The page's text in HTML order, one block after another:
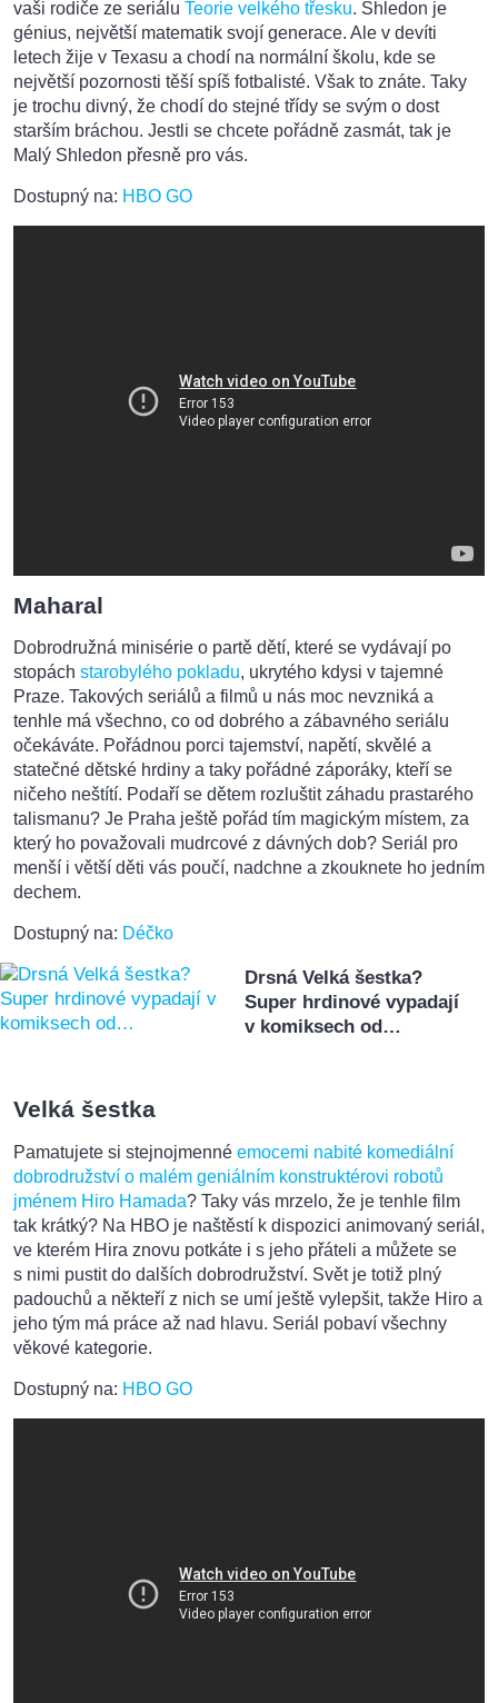
vaši rodiče ze seriálu Teorie velkého třesku. Shledon je
génius, největší matematik svojí generace. Ale v devíti
letech žije v Texasu a chodí na normální školu, kde se
největší pozornosti těší spíš fotbalisté. Však to znáte. Taky
je trochu divný, že chodí do stejné třídy se svým o dost
starším bráchou. Jestli se chcete pořádně zasmát, tak je
Malý Shledon přesně pro vás.
Dostupný na: HBO GO
Maharal
Dobrodružná minisérie o partě dětí, které se vydávají po
stopách starobylého pokladu, ukrytého kdysi v tajemné
Praze. Takových seriálů a filmů u nás moc nevzniká a
tenhle má všechno, co od dobrého a zábavného seriálu
očekáváte. Pořádnou porci tajemství, napětí, skvělé a
statečné dětské hrdiny a taky pořádné záporáky, kteří se
ničeho neštítí. Podaří se dětem rozluštit záhadu prastarého
talismanu? Je Praha ještě pořád tím magickým místem, za
který ho považovali mudrcové z dávných dob? Seriál pro
menší i větší děti vás poučí, nadchne a zkouknete ho jedním
dechem.
Dostupný na: Déčko
Drsná Velká šestka?
Super hrdinové vypadají
v komiksech od…
Velká šestka
Pamatujete si stejnojmenné emocemi nabité komediální
dobrodružství o malém geniálním konstruktérovi robotů
jménem Hiro Hamada? Taky vás mrzelo, že je tenhle film
tak krátký? Na HBO je naštěstí k dispozici animovaný seriál,
ve kterém Hira znovu potkáte i s jeho přáteli a můžete se
s nimi pustit do dalších dobrodružství. Svět je totiž plný
padouchů a někteří z nich se umí ještě vylepšit, takže Hiro a
jeho tým má práce až nad hlavu. Seriál pobaví všechny
věkové kategorie.
Dostupný na: HBO GO